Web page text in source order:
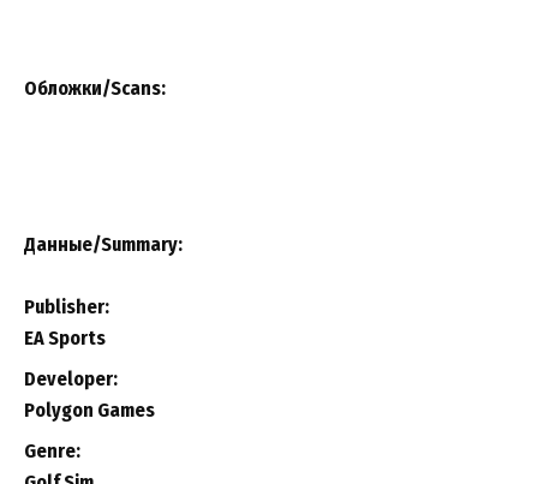
Обложки/Scans:
Данные/Summary:
Publisher:
EA Sports
Developer:
Polygon Games
Genre: